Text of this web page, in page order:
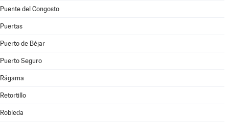
Puente del Congosto
Puertas
Puerto de Béjar
Puerto Seguro
Rágama
Retortillo
Robleda